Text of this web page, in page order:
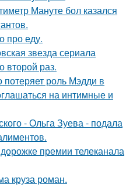
Мануте бол казался
про еду.
звезда сериала
второй раз.
роль Мэдди в
на интимные и
- Ольга Зуева - подала
премии телеканала
круза роман.